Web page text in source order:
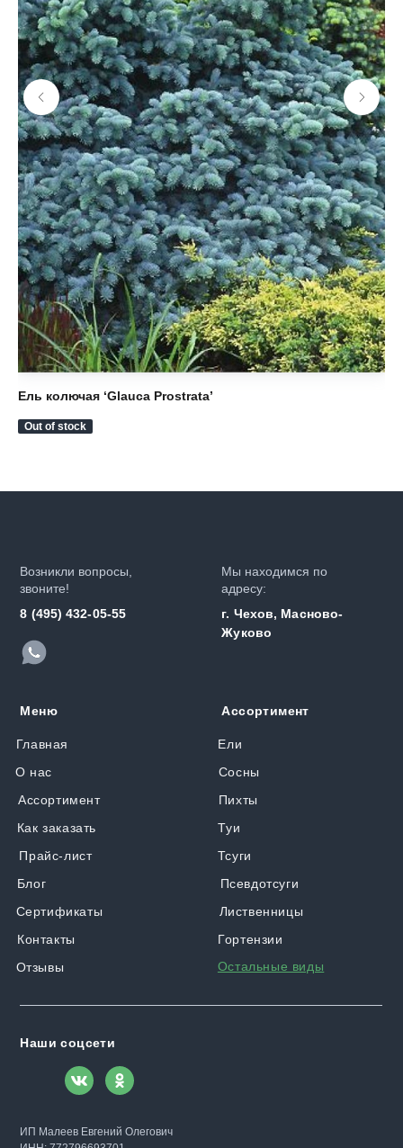
Ель колючая ‘Glauca Prostrata’
Out of stock
Возникли вопросы,
звоните!
8 (495) 432-05-55
Мы находимся по
адресу:
г. Чехов, Масново-
Жуково
Главная
Меню
О нас
Ассортимент
Как заказать
Прайс-лист
Отзывы
Контакты
Ели
Ассортимент
Сосны
Пихты
Туи
Тсуги
Псевдотсуги
Лиственницы
Гортензии
Наши соцсети
ИП Малеев Евгений Олегович
Остальные виды
Блог
Сертификаты